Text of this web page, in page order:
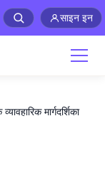
साइन इन
मार्गदर्शिका